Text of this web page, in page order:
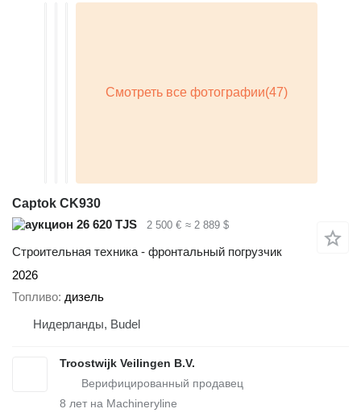
Captok CK930
26 620 TJS
2 500 € ≈ 2 889 $
Строительная техника - фронтальный погрузчик
2026
Топливо дизель
Нидерланды, Budel
Troostwijk Veilingen B.V.
8 лет на Machineryline